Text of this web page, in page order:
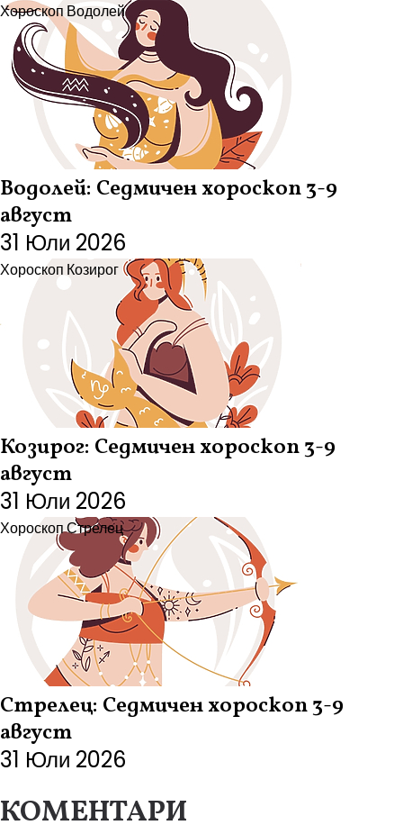
ХороскопВодолей
Водолей: Седмичен хороскоп 3-9
август
31 Юли 2026
Хороскоп Козирог
Козирог: Седмичен хороскоп 3-9
август
31 Юли 2026
ХороскопСтрелец
Стрелец: Седмичен хороскоп 3-9
август
31 Юли 2026
КОМЕНТАРИ